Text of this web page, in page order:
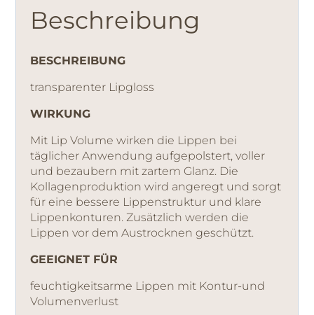
Beschreibung
BESCHREIBUNG
transparenter Lipgloss
WIRKUNG
Mit Lip Volume wirken die Lippen bei
täglicher Anwendung aufgepolstert, voller
und bezaubern mit zartem Glanz. Die
Kollagenproduktion wird angeregt und sorgt
für eine bessere Lippenstruktur und klare
Lippenkonturen. Zusätzlich werden die
Lippen vor dem Austrocknen geschützt.
GEEIGNET FÜR
feuchtigkeitsarme Lippen mit Kontur-und
Volumenverlust